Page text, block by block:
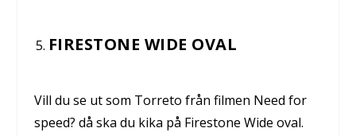
FIRESTONE WIDE OVAL
Vill du se ut som Torreto från filmen Need for
speed? då ska du kika på Firestone Wide oval.